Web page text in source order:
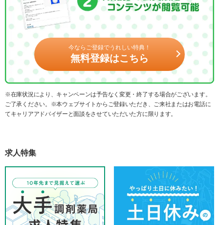
今ならご登録でうれしい特典！
無料登録はこちら
※在庫状況により、キャンペーンは予告なく変更・終了する場合がございます。
ご了承ください。※本ウェブサイトからご登録いただき、ご来社またはお電話に
てキャリアアドバイザーと面談をさせていただいた方に限ります。
求人特集